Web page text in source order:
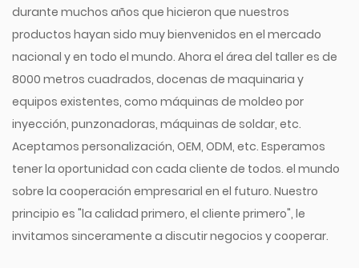
durante muchos años que hicieron que nuestros
productos hayan sido muy bienvenidos en el mercado
nacional y en todo el mundo. Ahora el área del taller es de
8000 metros cuadrados, docenas de maquinaria y
equipos existentes, como máquinas de moldeo por
inyección, punzonadoras, máquinas de soldar, etc.
Aceptamos personalización, OEM, ODM, etc. Esperamos
tener la oportunidad con cada cliente de todos. el mundo
sobre la cooperación empresarial en el futuro. Nuestro
principio es "la calidad primero, el cliente primero", le
invitamos sinceramente a discutir negocios y cooperar.